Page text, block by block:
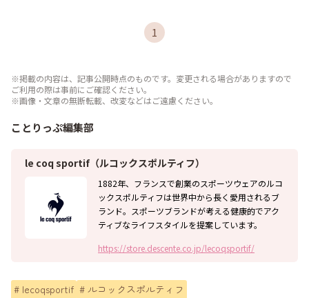
1
※掲載の内容は、記事公開時点のものです。変更される場合がありますので
ご利用の際は事前にご確認ください。
※画像・文章の無断転載、改変などはご遠慮ください。
ことりっぷ編集部
le coq sportif（ルコックスポルティフ）
1882年、フランスで創業のスポーツウェアのルコ
ックスポルティフは世界中から長く愛用されるブ
ランド。スポーツブランドが考える健康的でアク
ティブなライフスタイルを提案しています。
https://store.descente.co.jp/lecoqsportif/
# lecoqsportif # ルコックスポルティフ